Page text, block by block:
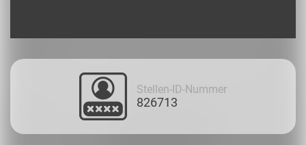
Stellen-ID-Nummer
826713